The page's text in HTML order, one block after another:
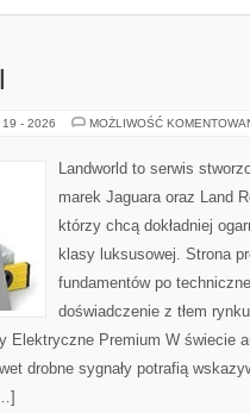
19 - 2026 MOŻLIWOŚĆ
Landworld to serwis
marek Jaguara oraz Land
którzy chcą dokładniej
klasy luksusowej. Strona
fundamentów po
doświadczenie z tłem
Elektryczne Premium W świecie
drobne sygnały potrafią